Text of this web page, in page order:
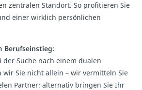
zentralen Standort. So profitieren Sie
einer wirklich persönlichen
Berufseinstieg:
der Suche nach einem dualen
wir Sie nicht allein – wir vermitteln Sie
Partner; alternativ bringen Sie Ihr